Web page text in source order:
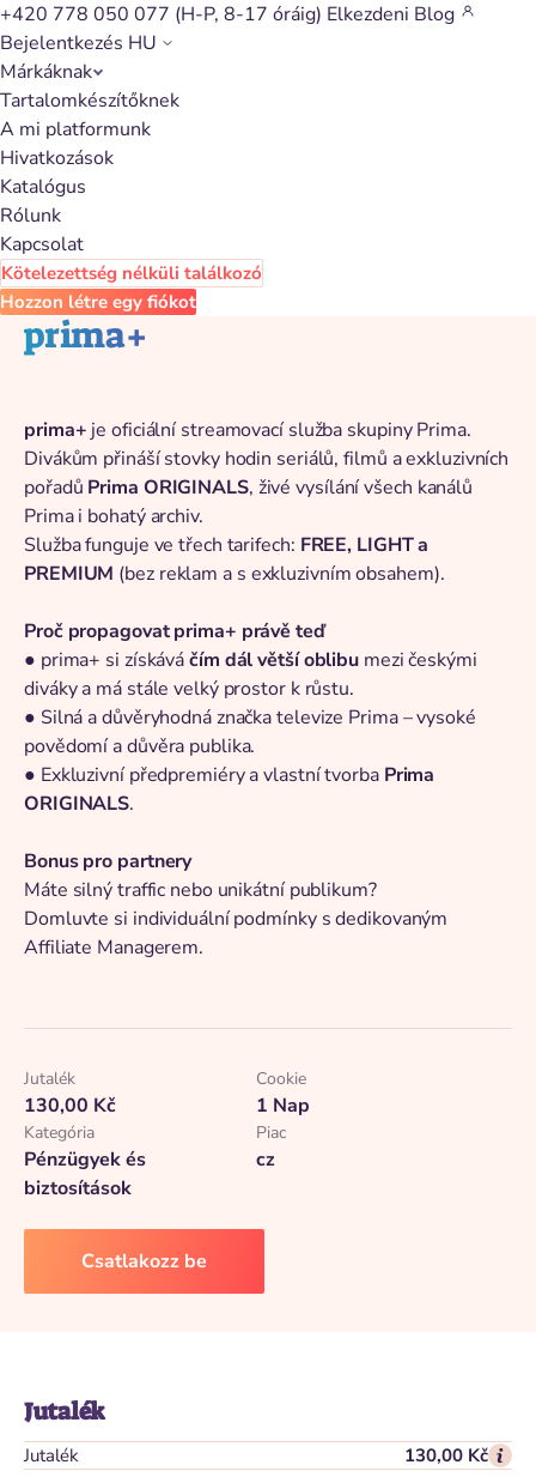
+420 778 050 077 (H-P, 8-17 óráig) Elkezdeni Blog
Bejelentkezés HU
Márkáknak
Tartalomkészítőknek
A mi platformunk
Hivatkozások
Katalógus
Rólunk
Kapcsolat
Kötelezettség nélküli találkozó
Hozzon létre egy fiókot
Vissza a katalógushoz
prima+
prima+ je oficiální streamovací služba skupiny Prima.
Divákům přináší stovky hodin seriálů, filmů a exkluzivních
pořadů Prima ORIGINALS, živé vysílání všech kanálů
Prima i bohatý archiv.
Služba funguje ve třech tarifech: FREE, LIGHT a
PREMIUM (bez reklam a s exkluzivním obsahem).
Proč propagovat prima+ právě teď
● prima+ si získáváčím dál větší oblibu mezi českými
diváky a má stále velký prostor k růstu.
● Silná a důvěryhodná značka televize Prima – vysoké
povědomí a důvěra publika.
● Exkluzivní předpremiéry a vlastní tvorba Prima
ORIGINALS.
Bonus pro partnery
Máte silný traffic nebo unikátní publikum?
Domluvte si individuální podmínky s dedikovaným
Affiliate Managerem.
Jutalék
130,00 Kč
Cookie
1 Nap
Kategória
Pénzügyek és
biztosítások
Piac
cz
Csatlakozz be
Jutalék
Jutalék 130,00 Kč